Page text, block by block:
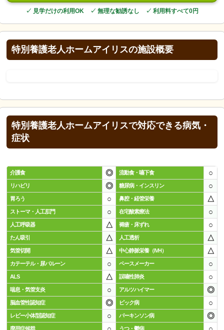
✓ 見学だけの利用OK ✓ 無理な勧誘なし ✓ 利用料すべて0円
特別養護老人ホームアイリスの施設概要
特別養護老人ホームアイリスで対応できる病気・
症状
介護食 ◎ 流動食・嚥下食 ○
リハビリ ◎ 糖尿病・インスリン ○
胃ろう ○ 鼻腔・経管栄養 △
ストーマ・人工肛門 ○ 在宅酸素療法 ○
人工呼吸器 △ 褥瘡・床ずれ ○
たん吸引 △ 人工透析 △
気管切開 △ 中心静脈栄養（IVH） △
カテーテル・尿バルーン ○ ペースメーカー ○
ALS △ 誤嚥性肺炎 ○
喘息・気管支炎 ○ アルツハイマー ◎
脳血管性認知症 ◎ ピック病 ○
レビー小体型認知症 ○ パーキンソン病 ◎
廃用症候群 うつ・鬱病